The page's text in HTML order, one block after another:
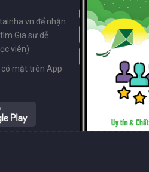
để nhận
Gia sư dễ
viên)
mặt trên App